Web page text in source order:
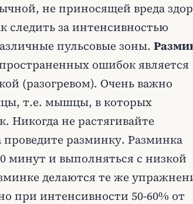
не приносящей вреда
следить за интенсивностью
пульсовые зоны.
ошибок является
(разогревом). Очень важно
т.е. мышцы, в которых
Никогда не растягивайте
разминку. Разминка
минут и выполняться с низкой
делаются те же
при интенсивности 50-60% от